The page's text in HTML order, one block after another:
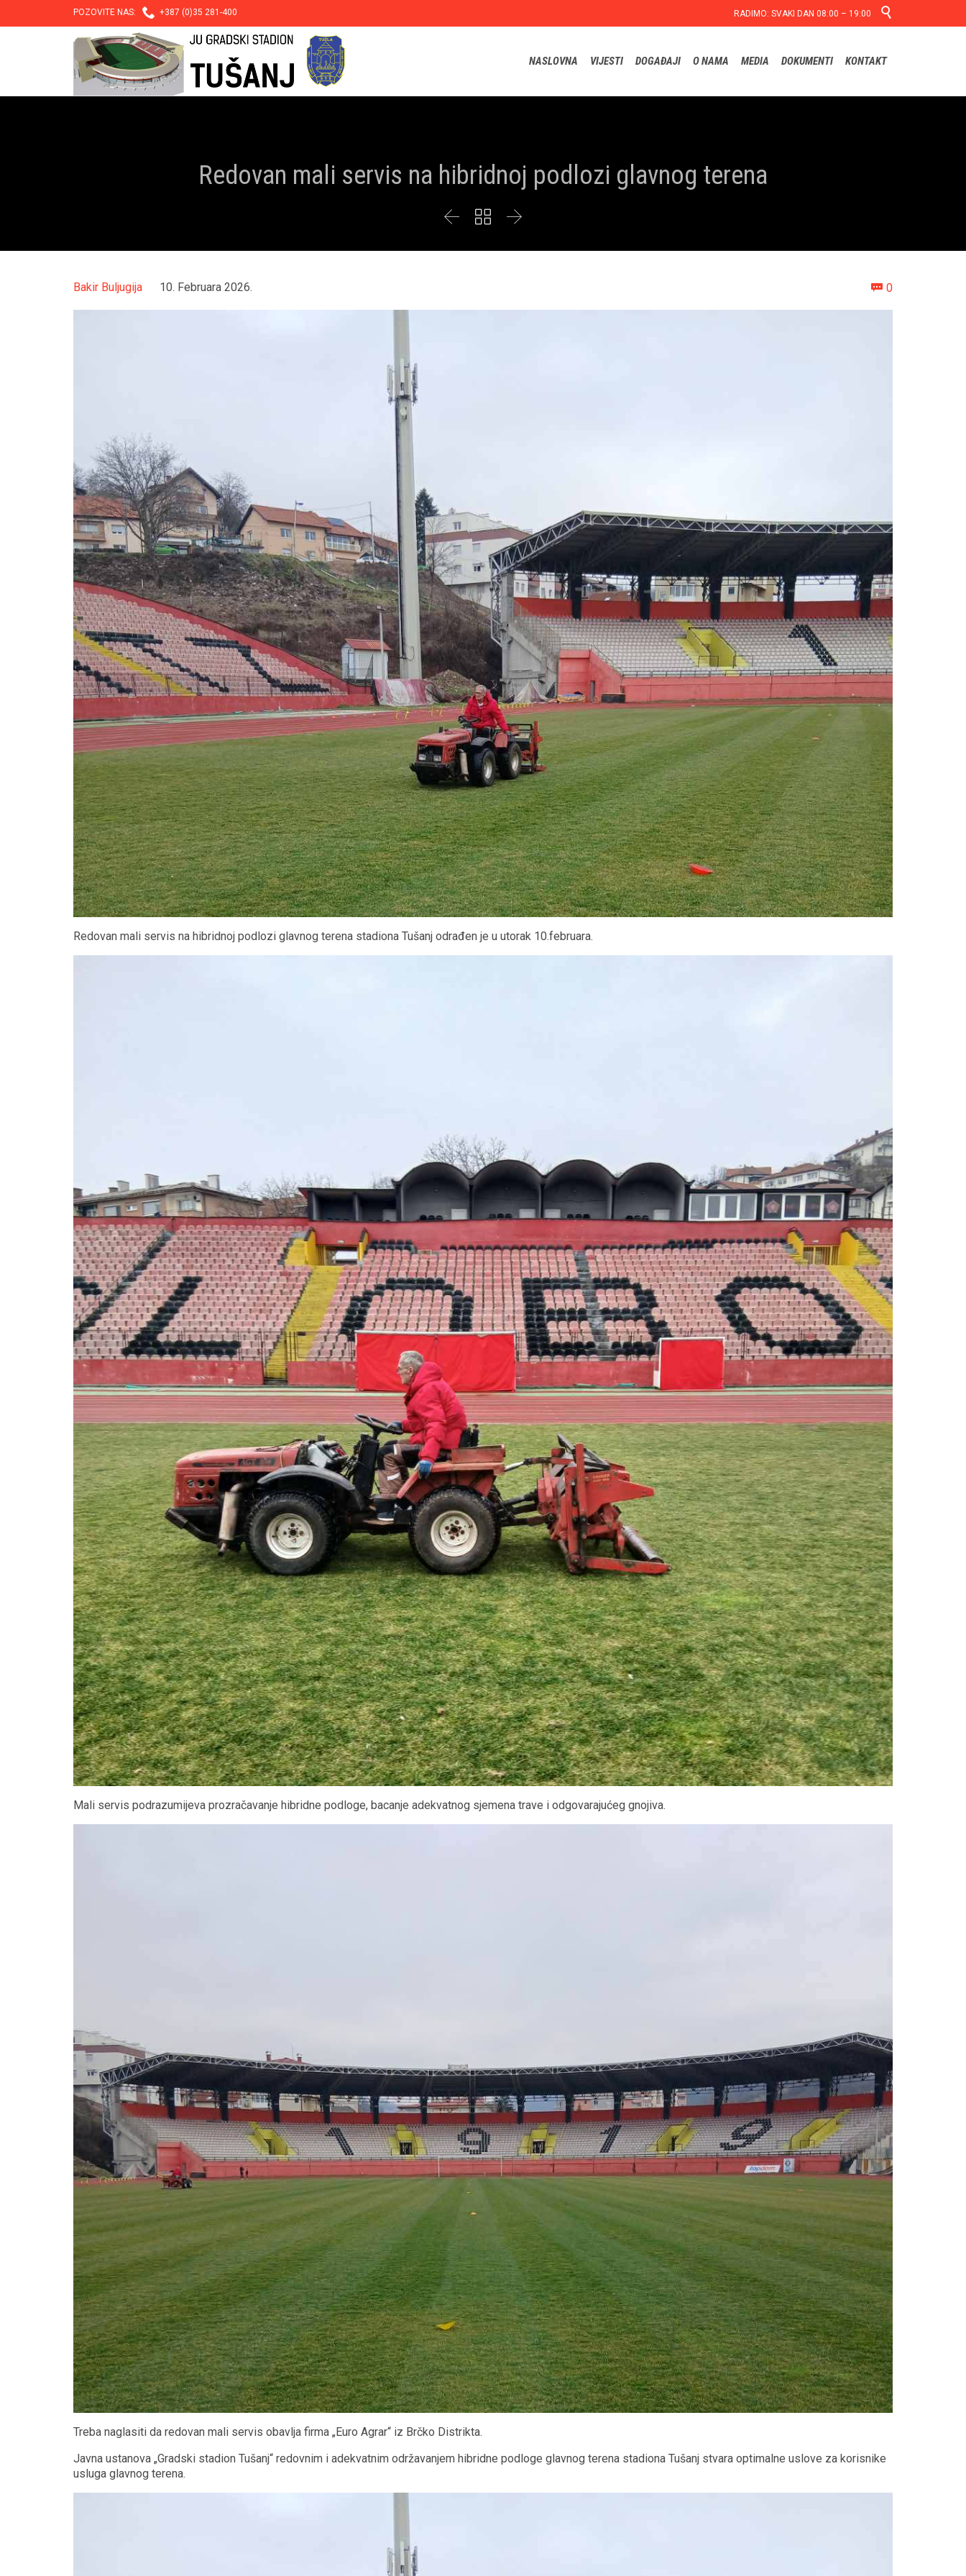
POZOVITE NAS:  +387 (0)35 281-400 RADIMO: SVAKI DAN 08:00 – 19:00 
NASLOVNA VIJESTI DOGAĐAJI O NAMA MEDIA DOKUMENTI KONTAKT
Redovan mali servis na hibridnoj podlozi glavnog terena
  
Bakir Buljugija 10. Februara 2026.  0Comments
Redovan mali servis na hibridnoj podlozi glavnog terena stadiona Tušanj odrađen je u utorak 10.februara.
Mali servis podrazumijeva prozračavanje hibridne podloge, bacanje adekvatnog sjemena trave i odgovarajućeg gnojiva.
Treba naglasiti da redovan mali servis obavlja firma „Euro Agrar“ iz Brčko Distrikta.
Javna ustanova „Gradski stadion Tušanj“ redovnim i adekvatnim održavanjem hibridne podloge glavnog terena stadiona Tušanj stvara optimalne uslove za korisnike
usluga glavnog terena.